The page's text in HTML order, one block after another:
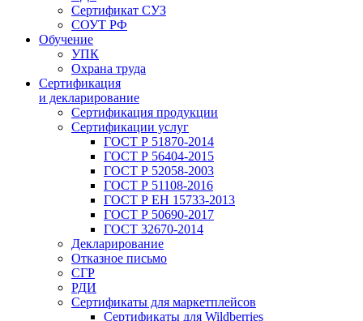
Сертификат СУЗ
СОУТ РФ
Обучение
УПК
Охрана труда
Сертификация
и декларирование
Сертификация продукции
Сертификации услуг
ГОСТ Р 51870-2014
ГОСТ Р 56404-2015
ГОСТ Р 52058-2003
ГОСТ Р 51108-2016
ГОСТ Р ЕН 15733-2013
ГОСТ Р 50690-2017
ГОСТ 32670-2014
Декларирование
Отказное письмо
СГР
РДИ
Сертификаты для маркетплейсов
Сертификаты для Wildberries